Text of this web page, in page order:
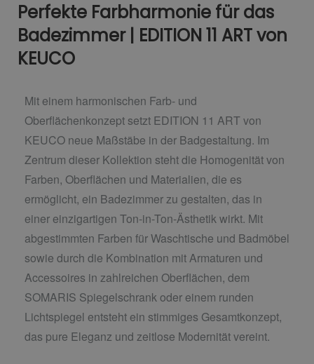
Perfekte Farbharmonie für das
Badezimmer | EDITION 11 ART von
KEUCO
Mit einem harmonischen Farb- und
Oberflächenkonzept setzt EDITION 11 ART von
KEUCO neue Maßstäbe in der Badgestaltung. Im
Zentrum dieser Kollektion steht die Homogenität von
Farben, Oberflächen und Materialien, die es
ermöglicht, ein Badezimmer zu gestalten, das in
einer einzigartigen Ton-in-Ton-Ästhetik wirkt. Mit
abgestimmten Farben für Waschtische und Badmöbel
sowie durch die Kombination mit Armaturen und
Accessoires in zahlreichen Oberflächen, dem
SOMARIS Spiegelschrank oder einem runden
Lichtspiegel entsteht ein stimmiges Gesamtkonzept,
das pure Eleganz und zeitlose Modernität vereint.